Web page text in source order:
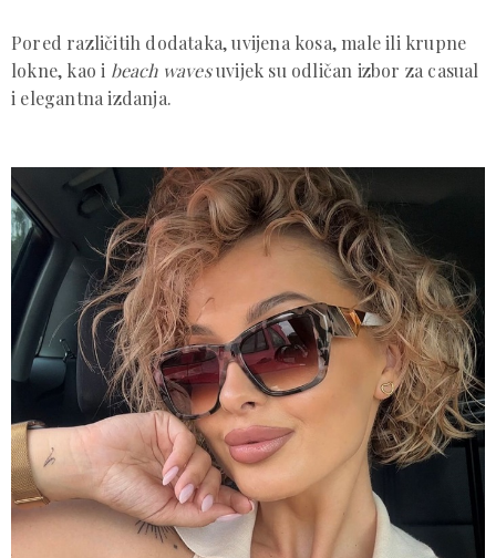
Pored različitih dodataka, uvijena kosa, male ili krupne
lokne, kao i beach wavesuvijek su odličan izbor za casual
i elegantna izdanja.